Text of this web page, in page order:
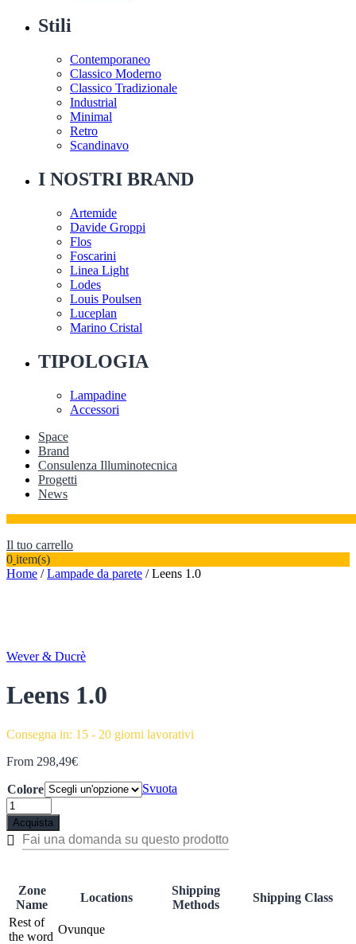
Stili
Contemporaneo
Classico Moderno
Classico Tradizionale
Industrial
Minimal
Retro
Scandinavo
I NOSTRI BRAND
Artemide
Davide Groppi
Flos
Foscarini
Linea Light
Lodes
Louis Poulsen
Luceplan
Marino Cristal
TIPOLOGIA
Lampadine
Accessori
Space
Brand
Consulenza Illuminotecnica
Progetti
News
Il tuo carrello
0 item(s)
Home /Lampade da parete / Leens 1.0
Wever & Ducrè
Leens 1.0
Consegna in: 15 - 20 giorni lavorativi
From 298,49€
Colore Svuota
Acquista
Zone
Name
Locations
Shipping
Methods
Shipping Class
Rest of
the word
Ovunque